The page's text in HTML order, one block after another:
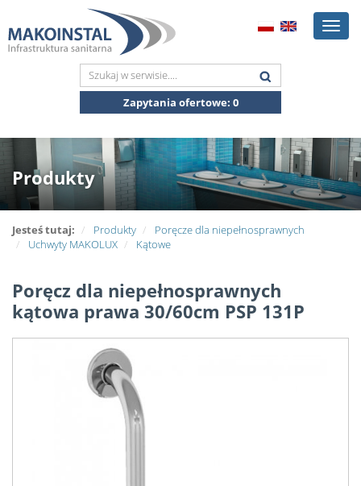
Zapytania ofertowe: 0
Toggle
Produkty
Jesteś tutaj: Produkty
Poręcze dla niepełnosprawnych
Uchwyty MAKOLUX
Kątowe
Poręcz dla niepełnosprawnych
kątowa prawa 30/60cm PSP 131P